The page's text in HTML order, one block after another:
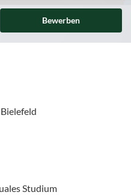
Bewerben
Studium